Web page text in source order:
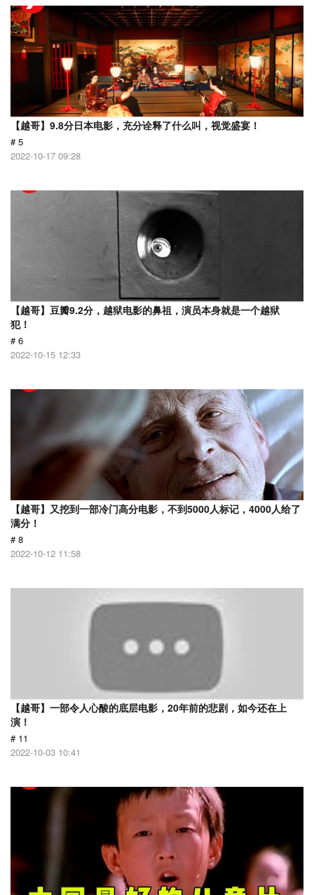
【越哥】9.8分日本电影，充分诠释了什么叫，视觉盛宴！
# 5
2022-10-17 09:28
【越哥】豆瓣9.2分，越狱电影的鼻祖，演员本身就是一个越狱
犯！
# 6
2022-10-15 12:33
【越哥】又挖到一部冷门高分电影，不到5000人标记，4000人给了
满分！
# 8
2022-10-12 11:58
【越哥】一部令人心酸的底层电影，20年前的悲剧，如今还在上
演！
# 11
2022-10-03 10:41